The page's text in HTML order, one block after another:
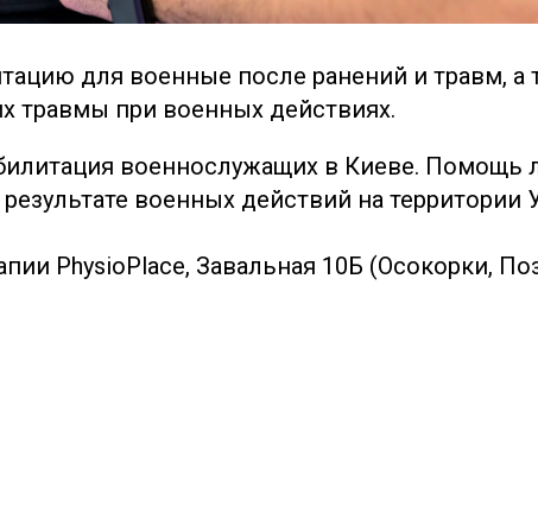
для военные после ранений и травм, а
травмы при военных действиях.
военнослужащих в Киеве. Помощь
военных действий на территории
PhysioPlace, Завальная 10Б (Осокорки,